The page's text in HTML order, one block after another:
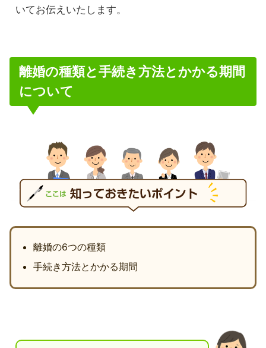
いてお伝えいたします。
離婚の種類と手続き方法とかかる期間
について
離婚の6つの種類
手続き方法とかかる期間